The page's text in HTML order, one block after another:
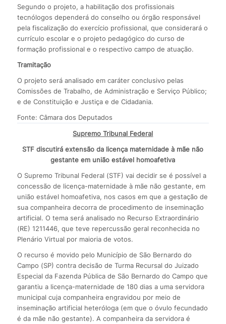
Segundo o projeto, a habilitação dos profissionais
tecnólogos dependerá do conselho ou órgão responsável
pela fiscalização do exercício profissional, que considerará o
currículo escolar e o projeto pedagógico do curso de
formação profissional e o respectivo campo de atuação.
Tramitação
O projeto será analisado em caráter conclusivo pelas
Comissões de Trabalho, de Administração e Serviço Público;
e de Constituição e Justiça e de Cidadania.
Fonte: Câmara dos Deputados
Supremo Tribunal Federal
STF discutirá extensão da licença maternidade à mãe não
gestante em união estável homoafetiva
O Supremo Tribunal Federal (STF) vai decidir se é possível a
concessão de licença-maternidade à mãe não gestante, em
união estável homoafetiva, nos casos em que a gestação de
sua companheira decorra de procedimento de inseminação
artificial. O tema será analisado no Recurso Extraordinário
(RE) 1211446, que teve repercussão geral reconhecida no
Plenário Virtual por maioria de votos.
O recurso é movido pelo Município de São Bernardo do
Campo (SP) contra decisão de Turma Recursal do Juizado
Especial da Fazenda Pública de São Bernardo do Campo que
garantiu a licença-maternidade de 180 dias a uma servidora
municipal cuja companheira engravidou por meio de
inseminação artificial heteróloga (em que o óvulo fecundado
é da mãe não gestante). A companheira da servidora é